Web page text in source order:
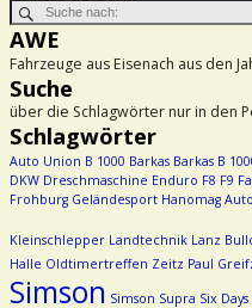
AWE
Fahrzeuge aus Eisenach aus den
Suche
über die Schlagwörter nur in den
Schlagwörter
Auto Union B 1000 Barkas Barkas B
DKW Dreschmaschine Enduro F8 F9
Frohburg Geländesport Hanomag
Kleinschlepper Landtechnik Lanz
Halle Oldtimertreffen Zeitz Paul
Simson Simson Supra Six Days